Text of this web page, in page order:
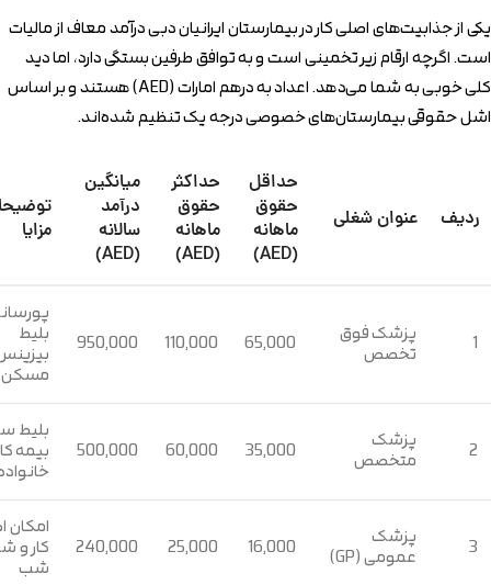
یکی از جذابیت‌های اصلی کار در بیمارستان ایرانیان دبی درآمد معاف از مالیات
است. اگرچه ارقام زیر تخمینی است و به توافق طرفین بستگی دارد، اما دید
کلی خوبی به شما می‌دهد. اعداد به درهم امارات (AED) هستند و بر اساس
اشل حقوقی بیمارستان‌های خصوصی درجه یک تنظیم شده‌اند.
ردیف عنوان شغلی
حداقل
حقوق
ماهانه
(AED)
حداکثر
حقوق
ماهانه
(AED)
میانگین
درآمد
سالانه
(AED)
مزایا
1 پزشک فوق
تخصص 65,000
110,000
950,000 بلیط
مسکن
2 پزشک
متخصص 35,000
60,000
500,000
بلیط
بیمه
3 پزشک
عمومی (GP) 16,000
25,000
240,000
امکان
کار و
شب